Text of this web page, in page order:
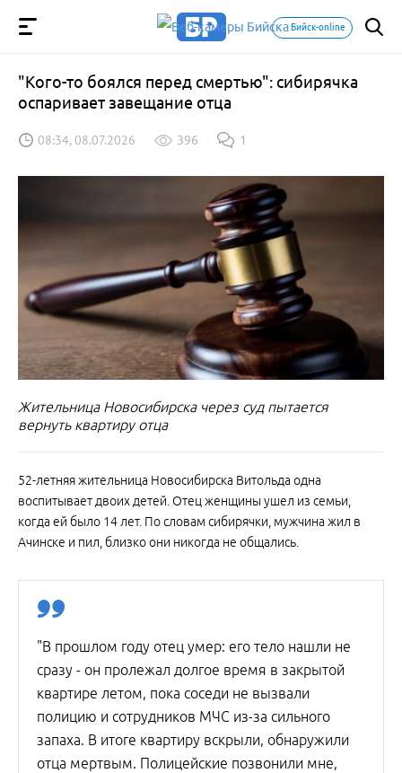
Бийск-online
"Кого-то боялся перед смертью": сибирячка
оспаривает завещание отца
08:34, 08.07.2026 396 1
Жительница Новосибирска через суд пытается
вернуть квартиру отца
52-летняя жительница Новосибирска Витольда одна
воспитывает двоих детей. Отец женщины ушел из семьи,
когда ей было 14 лет. По словам сибирячки, мужчина жил в
Ачинске и пил, близко они никогда не общались.
"В прошлом году отец умер: его тело нашли не
сразу - он пролежал долгое время в закрытой
квартире летом, пока соседи не вызвали
полицию и сотрудников МЧС из-за сильного
запаха. В итоге квартиру вскрыли, обнаружили
отца мертвым. Полицейские позвонили мне,